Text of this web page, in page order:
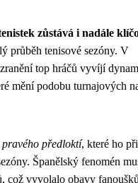
zůstává i nadále
průběh tenisové sezóny. V
top hráčů vyvíjí
mění podobu turnajových
předloktí, které ho
Španělský fenomén
což vyvolalo obavy